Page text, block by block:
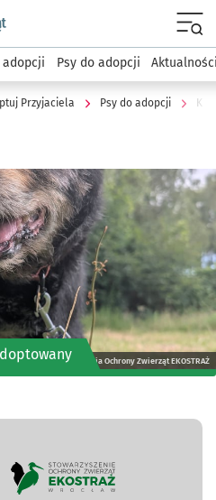
podserwis: WrocŁapki –
adopcji Psy do adopcji
Przyjaciela Psy do adopcji
Stowarzyszenia Ochrony Zwierząt EKOSTRAŻ